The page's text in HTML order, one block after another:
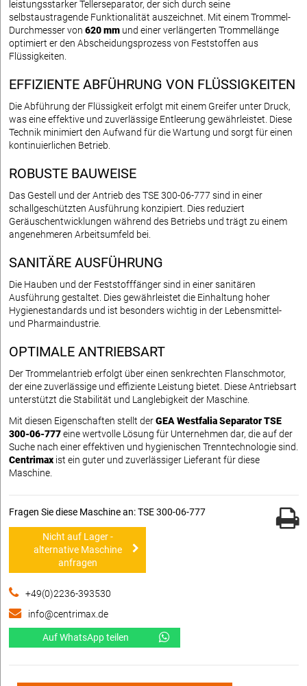
leistungsstarker Tellerseparator, der sich durch seine
selbstaustragende Funktionalität auszeichnet. Mit einem Trommel-
Durchmesser von 620 mm und einer verlängerten Trommellänge
optimiert er den Abscheidungsprozess von Feststoffen aus
Flüssigkeiten.
EFFIZIENTE ABFÜHRUNG VON FLÜSSIGKEITEN
Die Abführung der Flüssigkeit erfolgt mit einem Greifer unter Druck,
was eine effektive und zuverlässige Entleerung gewährleistet. Diese
Technik minimiert den Aufwand für die Wartung und sorgt für einen
kontinuierlichen Betrieb.
ROBUSTE BAUWEISE
Das Gestell und der Antrieb des TSE 300-06-777 sind in einer
schallgeschützten Ausführung konzipiert. Dies reduziert
Geräuschentwicklungen während des Betriebs und trägt zu einem
angenehmeren Arbeitsumfeld bei.
SANITÄRE AUSFÜHRUNG
Die Hauben und der Feststofffänger sind in einer sanitären
Ausführung gestaltet. Dies gewährleistet die Einhaltung hoher
Hygienestandards und ist besonders wichtig in der Lebensmittel-
und Pharmaindustrie.
OPTIMALE ANTRIEBSART
Der Trommelantrieb erfolgt über einen senkrechten Flanschmotor,
der eine zuverlässige und effiziente Leistung bietet. Diese Antriebsart
unterstützt die Stabilität und Langlebigkeit der Maschine.
Mit diesen Eigenschaften stellt derGEA Westfalia Separator TSE
300-06-777eine wertvolle Lösung für Unternehmen dar, die auf der
Suche nach einer effektiven und hygienischen Trenntechnologie sind.
Centrimax ist ein guter und zuverlässiger Lieferant für diese
Maschine.
Fragen Sie diese Maschine an: TSE 300-06-777
Nicht auf Lager -
alternative Maschine
anfragen
+49(0)2236-393530
info@centrimax.de
Auf WhatsApp teilen